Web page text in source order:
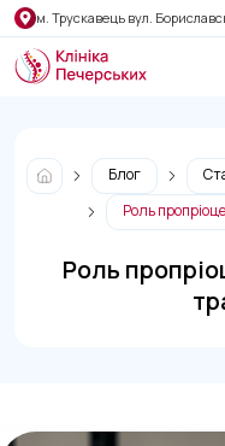
м. Трускавець вул.
Блог
Роль
Роль